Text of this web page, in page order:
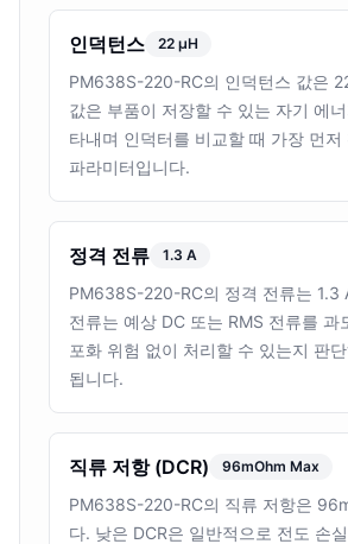
인덕턴스 22 µH
PM638S-220-RC의 인덕턴스 값은
값은 부품이 저장할 수 있는 자기 에
타내며 인덕터를 비교할 때 가장 먼저
파라미터입니다.
정격 전류 1.3 A
PM638S-220-RC의 정격 전류는 1.3
전류는 예상 DC 또는 RMS 전류를 과
포화 위험 없이 처리할 수 있는지 판
됩니다.
직류 저항 (DCR) 96mOhm Max
PM638S-220-RC의 직류 저항은
다. 낮은 DCR은 일반적으로 전도 손